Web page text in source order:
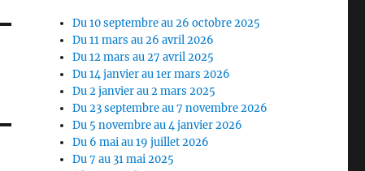
Du 10 septembre au 26 octobre 2025
Du 11 mars au 26 avril 2026
Du 12 mars au 27 avril 2025
Du 14 janvier au 1er mars 2026
Du 2 janvier au 2 mars 2025
Du 23 septembre au 7 novembre 2026
Du 5 novembre au 4 janvier 2026
Du 6 mai au 19 juillet 2026
Du 7 au 31 mai 2025